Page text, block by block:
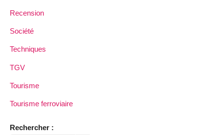
Recension
Société
Techniques
TGV
Tourisme
Tourisme ferroviaire
Rechercher :